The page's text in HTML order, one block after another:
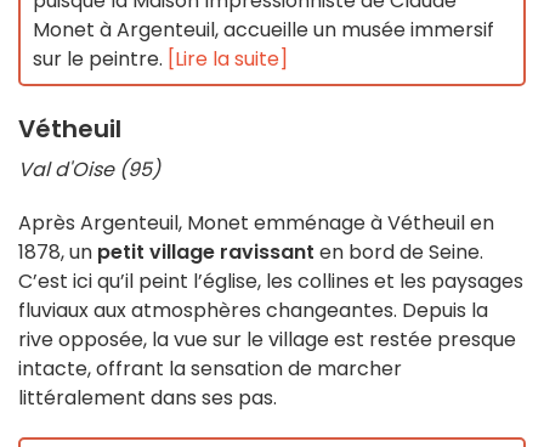
Monet à Argenteuil, accueille un musée immersif
sur le peintre. [Lire la suite]
Vétheuil
Val d'Oise (95)
Après Argenteuil, Monet emménage à Vétheuil en
1878, un petit village ravissant en bord de Seine.
C’est ici qu’il peint l’église, les collines et les paysages
fluviaux aux atmosphères changeantes. Depuis la
rive opposée, la vue sur le village est restée presque
intacte, offrant la sensation de marcher
littéralement dans ses pas.